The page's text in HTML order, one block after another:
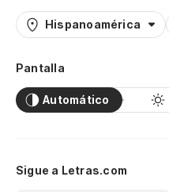
Hispanoamérica
Pantalla
Automático
Sigue a Letras.com